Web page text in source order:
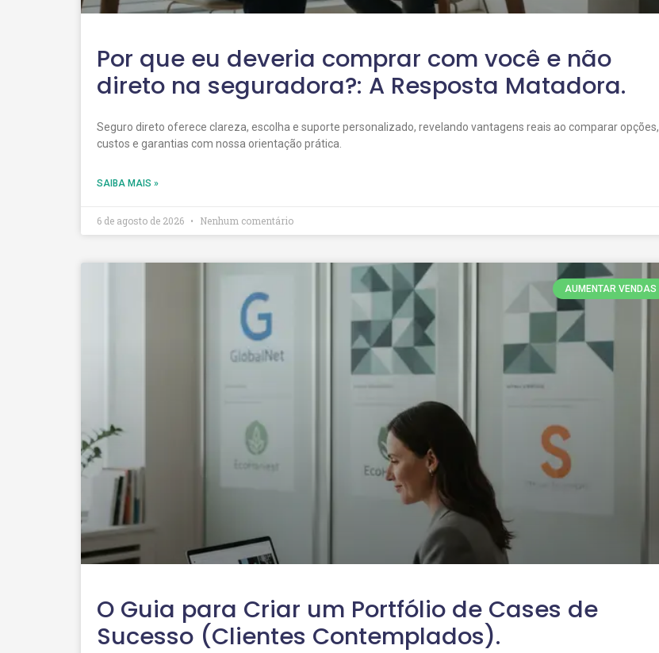
Por que eu deveria comprar com você e não
direto na seguradora?: A Resposta Matadora.
Seguro direto oferece clareza, escolha e suporte personalizado, revelando vantagens reais ao comparar opções,
custos e garantias com nossa orientação prática.
SAIBA MAIS »
6 de agosto de 2026 Nenhum comentário
AUMENTAR VENDAS
O Guia para Criar um Portfólio de Cases de
Sucesso (Clientes Contemplados).